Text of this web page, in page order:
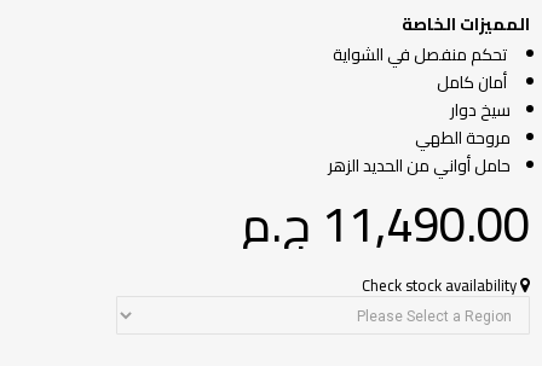
المميزات الخاصة
تحكم منفصل في الشواية
أمان كامل
سيخ دوار
مروحة الطهي
حامل أواني من الحديد الزهر
11,490.00 ج.م‏
Check stock availability